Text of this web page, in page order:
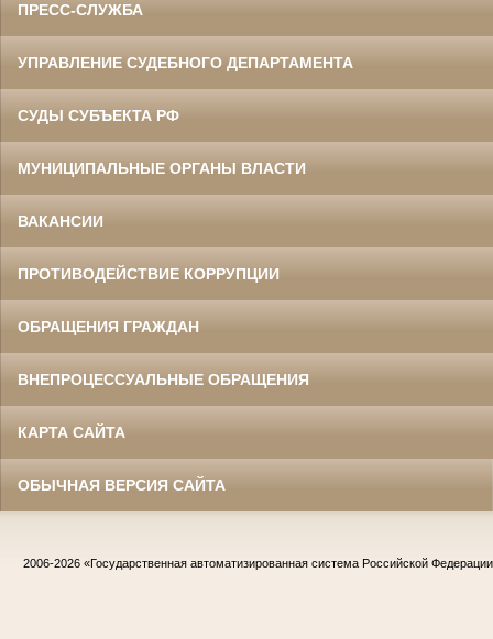
ПРЕСС-СЛУЖБА
УПРАВЛЕНИЕ СУДЕБНОГО ДЕПАРТАМЕНТА
СУДЫ СУБЪЕКТА РФ
МУНИЦИПАЛЬНЫЕ ОРГАНЫ ВЛАСТИ
ВАКАНСИИ
ПРОТИВОДЕЙСТВИЕ КОРРУПЦИИ
ОБРАЩЕНИЯ ГРАЖДАН
ВНЕПРОЦЕССУАЛЬНЫЕ ОБРАЩЕНИЯ
КАРТА САЙТА
ОБЫЧНАЯ ВЕРСИЯ САЙТА
2006-2026 «Государственная автоматизированная система Российской